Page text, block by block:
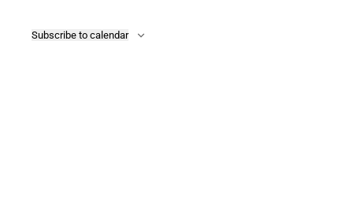
Subscribe to calendar